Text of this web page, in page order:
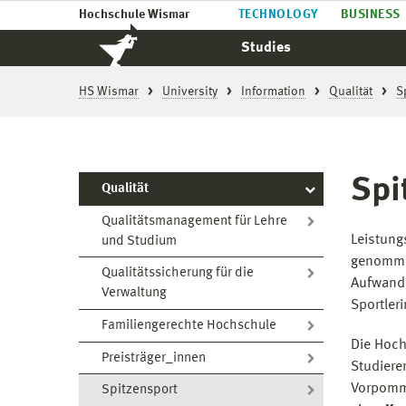
Hochschule Wismar TECHNOLOGY BUSINESS
Studies
HS Wismar University Information Qualität
Qualität
Qualitätsmanagement für Lehre
und Studium
Qualitätssicherung für die
Verwaltung
Familiengerechte Hochschule
Preisträger_innen
Spitzensport
Die